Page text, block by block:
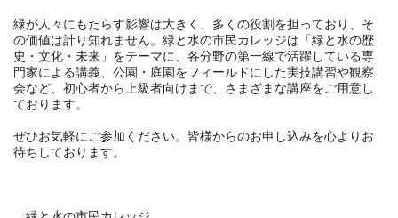
緑が人々にもたらす影響は大きく、多くの役割を担っており、そ
の価値は計り知れません。緑と水の市民カレッジは「緑と水の歴
史・文化・未来」をテーマに、各分野の第一線で活躍している専
門家による講義、公園・庭園をフィールドにした実技講習や観察
会など、初心者から上級者向けまで、さまざまな講座をご用意し
ております。
ぜひお気軽にご参加ください。皆様からのお申し込みを心よりお
待ちしております。